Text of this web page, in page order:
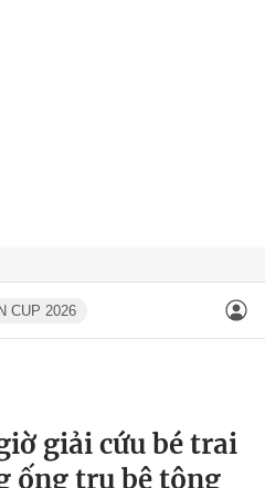
CUP 2026
giải cứu bé trai
ống trụ bê tông